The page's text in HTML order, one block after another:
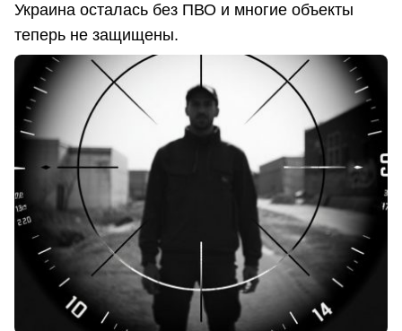
Украина осталась без ПВО и многие объекты
теперь не защищены.